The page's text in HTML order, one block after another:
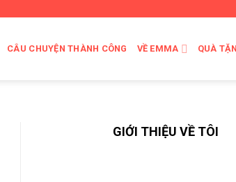
CÂU CHUYỆN THÀNH CÔNG VỀ EMMA QUÀ
GIỚI THIỆU VỀ TÔI